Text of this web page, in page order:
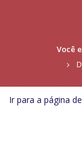
Você
Ir para a página